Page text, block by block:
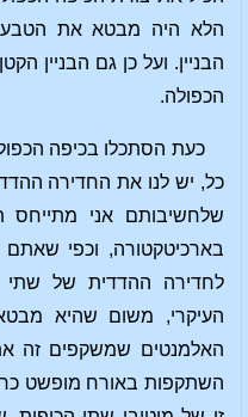
הלא היה מבטא את הטבע
הבניין. ועל כן גם הבניין
הכפולה.
כעת הסתכלו בכיפה
כל, יש לנו את החדירה
שלחשיבותם אני מתייחס
בארכיטקטורה, וכפי שאתם
לחדירה ההדדית של שתי
העיקרי, משום שהיא
האלמנטים שמשקפים זה
השתקפות באורח מופשט